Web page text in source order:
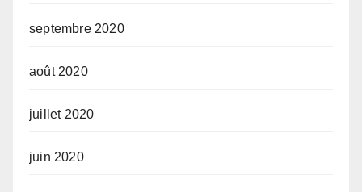
septembre 2020
août 2020
juillet 2020
juin 2020